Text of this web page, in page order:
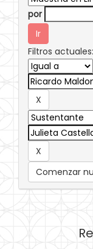
por
Filtros actuales:
Comenzar